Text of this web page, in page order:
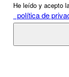
He leído y acepto
política de